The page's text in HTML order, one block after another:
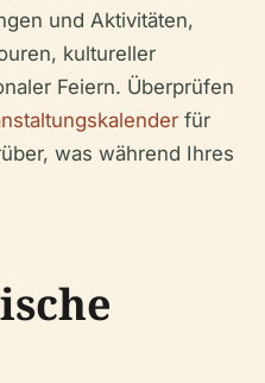
und Aktivitäten,
kultureller
Feiern. Überprüfen
für
was während Ihres